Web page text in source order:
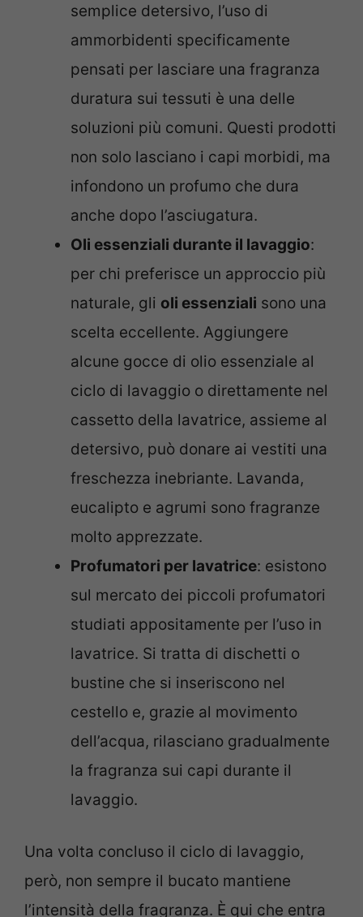
semplice detersivo, l’uso di
ammorbidenti specificamente
pensati per lasciare una fragranza
duratura sui tessuti è una delle
soluzioni più comuni. Questi prodotti
non solo lasciano i capi morbidi, ma
infondono un profumo che dura
anche dopo l’asciugatura.
Oli essenziali durante il lavaggio:
per chi preferisce un approccio più
naturale, gli oli essenziali sono una
scelta eccellente. Aggiungere
alcune gocce di olio essenziale al
ciclo di lavaggio o direttamente nel
cassetto della lavatrice, assieme al
detersivo, può donare ai vestiti una
freschezza inebriante. Lavanda,
eucalipto e agrumi sono fragranze
molto apprezzate.
Profumatori per lavatrice: esistono
sul mercato dei piccoli profumatori
studiati appositamente per l’uso in
lavatrice. Si tratta di dischetti o
bustine che si inseriscono nel
cestello e, grazie al movimento
dell’acqua, rilasciano gradualmente
la fragranza sui capi durante il
lavaggio.
Una volta concluso il ciclo di lavaggio,
però, non sempre il bucato mantiene
l’intensità della fragranza. È qui che entra